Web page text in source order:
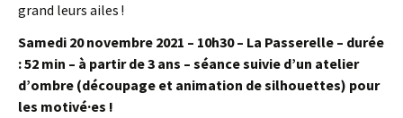
grand leurs ailes !
Samedi 20 novembre 2021 – 10h30 – La Passerelle – durée
: 52 min – à partir de 3 ans – séance suivie d’un atelier
d’ombre (découpage et animation de silhouettes) pour
les motivé·es !